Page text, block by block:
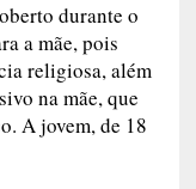
durante o
a mãe, pois
religiosa, além
na mãe, que
A jovem, de 18